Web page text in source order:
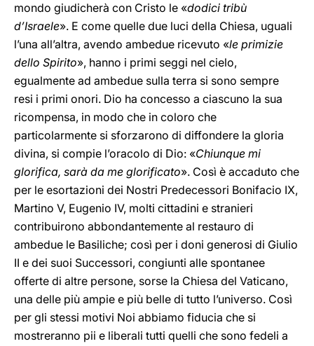
mondo giudicherà con Cristo le «dodici tribù
d’Israele». E come quelle due luci della Chiesa, uguali
l’una all’altra, avendo ambedue ricevuto «le primizie
dello Spirito», hanno i primi seggi nel cielo,
egualmente ad ambedue sulla terra si sono sempre
resi i primi onori. Dio ha concesso a ciascuno la sua
ricompensa, in modo che in coloro che
particolarmente si sforzarono di diffondere la gloria
divina, si compie l’oracolo di Dio: «Chiunque mi
glorifica, sarà da me glorificato». Così è accaduto che
per le esortazioni dei Nostri Predecessori Bonifacio IX,
Martino V, Eugenio IV, molti cittadini e stranieri
contribuirono abbondantemente al restauro di
ambedue le Basiliche; così per i doni generosi di Giulio
II e dei suoi Successori, congiunti alle spontanee
offerte di altre persone, sorse la Chiesa del Vaticano,
una delle più ampie e più belle di tutto l’universo. Così
per gli stessi motivi Noi abbiamo fiducia che si
mostreranno pii e liberali tutti quelli che sono fedeli a